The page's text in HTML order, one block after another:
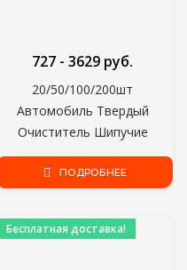
20/50/100/200шт
Автомобиль Твердый
Очиститель Шипучие
Таблетки Спрей Очиститель
Автомобиля Окно Лобовое
Автоаксессуары
727 - 3629 руб.
ПОДРОБНЕЕ
Бесплатная доставка!